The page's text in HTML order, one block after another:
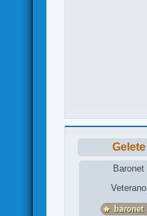
Gelete
Baronet
Veterano